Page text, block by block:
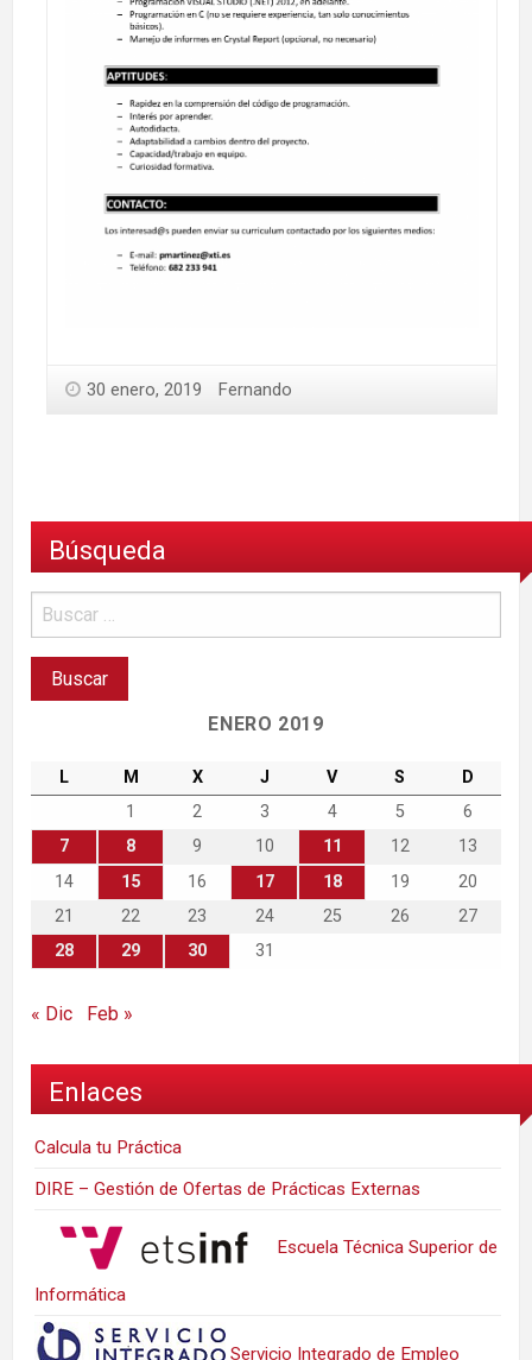
30 enero, 2019 Fernando
Búsqueda
ENERO 2019
L M X J V S
D
1
2 3 4 5
6
7
8 9 10 11 12
13
14
15 16 17 18 19
20
21
22 23 24 25 26
27
28
29 30 31
« Dic Feb »
Enlaces
Calcula tu Práctica
DIRE – Gestión de Ofertas de Prácticas Externas
Escuela Técnica Superior de
Informática
Servicio Integrado de Empleo